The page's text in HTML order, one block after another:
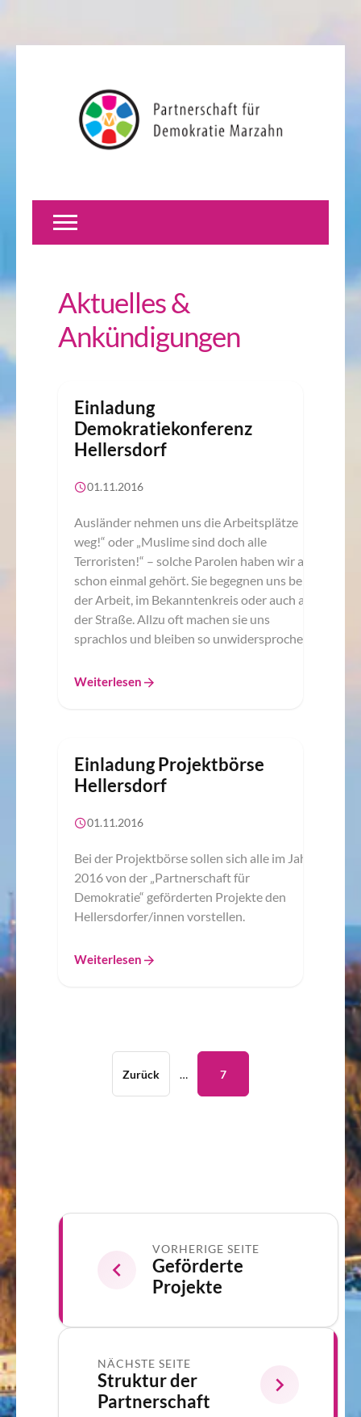
Aktuelles &
Ankündigungen
Einladung
Demokratiekonferenz
Hellersdorf
01.11.2016
Ausländer nehmen uns die Arbeitsplätze
weg!“ oder „Muslime sind doch alle
Terroristen!“ – solche Parolen haben wir alle
schon einmal gehört. Sie begegnen uns bei
der Arbeit, im Bekanntenkreis oder auch auf
der Straße. Allzu oft machen sie uns
sprachlos und bleiben so unwidersprochen.
Weiterlesen
Einladung Projektbörse
Hellersdorf
01.11.2016
Bei der Projektbörse sollen sich alle im Jahr
2016 von der „Partnerschaft für
Demokratie“ geförderten Projekte den
Hellersdorfer/innen vorstellen.
Weiterlesen
Zurück … 7
VORHERIGE SEITE
Geförderte
Projekte
NÄCHSTE SEITE
Struktur der
Partnerschaft